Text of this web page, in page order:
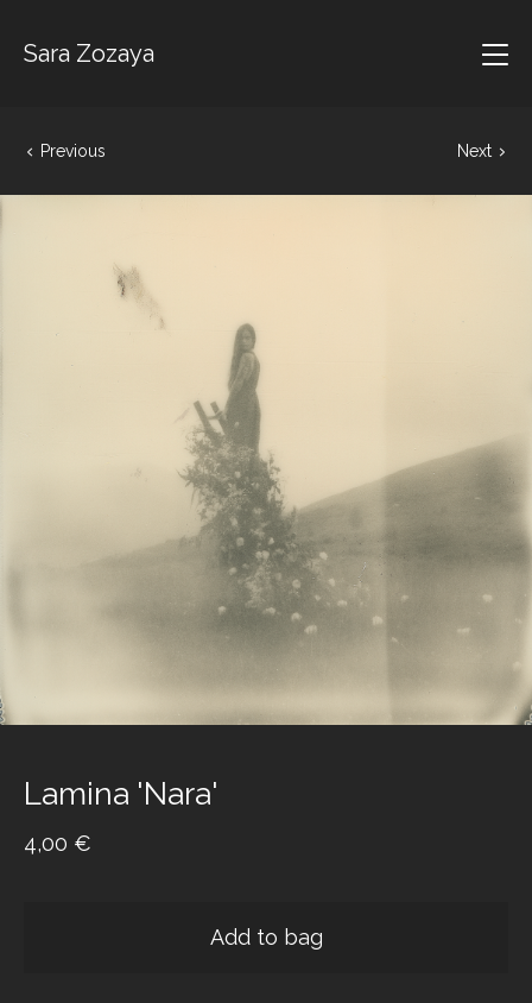
Sara Zozaya
Previous Next
Lamina 'Nara'
4,00 €
Add to bag